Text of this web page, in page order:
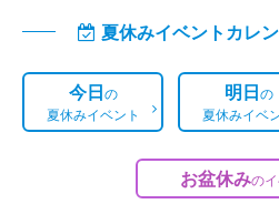
夏休みイベントカレ
今日の
夏休みイベント
明日の
夏休みイベ
お盆休みの